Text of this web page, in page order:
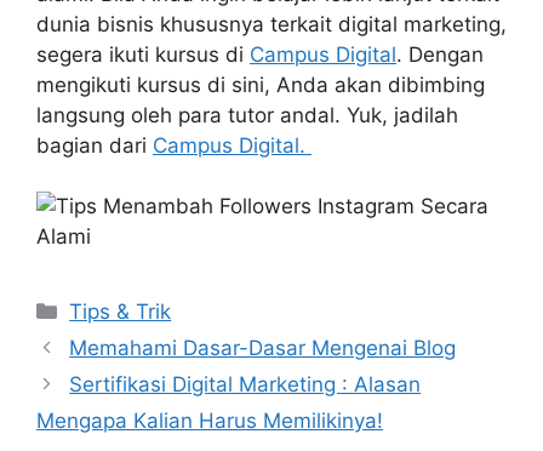
dunia bisnis khususnya terkait digital marketing,
segera ikuti kursus di Campus Digital. Dengan
mengikuti kursus di sini, Anda akan dibimbing
langsung oleh para tutor andal. Yuk, jadilah
bagian dari Campus Digital.
Kategori
Tips & Trik
Memahami Dasar-Dasar Mengenai Blog
Sertifikasi Digital Marketing : Alasan
Mengapa Kalian Harus Memilikinya!